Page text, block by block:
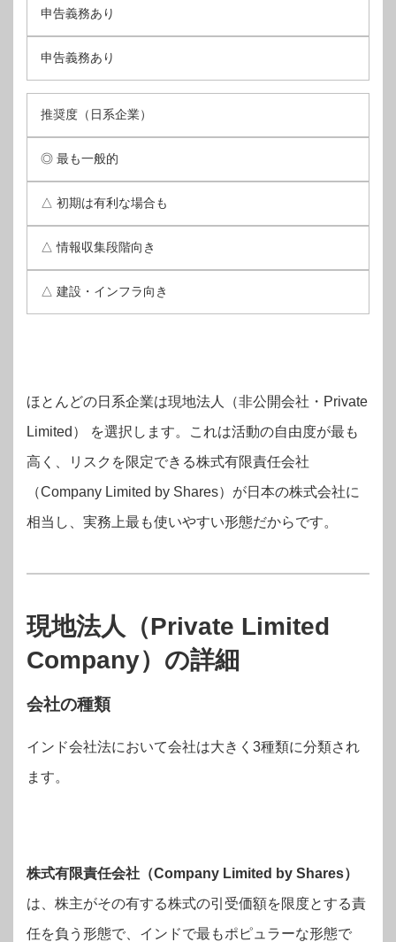
申告義務あり
申告義務あり
推奨度（日系企業）
◎ 最も一般的
△ 初期は有利な場合も
△ 情報収集段階向き
△ 建設・インフラ向き
ほとんどの日系企業は現地法人（非公開会社・Private
Limited） を選択します。これは活動の自由度が最も
高く、リスクを限定できる株式有限責任会社
（Company Limited by Shares）が日本の株式会社に
相当し、実務上最も使いやすい形態だからです。
現地法人（Private Limited
Company）の詳細
会社の種類
インド会社法において会社は大きく3種類に分類され
ます。
株式有限責任会社（Company Limited by Shares）
は、株主がその有する株式の引受価額を限度とする責
任を負う形態で、インドで最もポピュラーな形態で